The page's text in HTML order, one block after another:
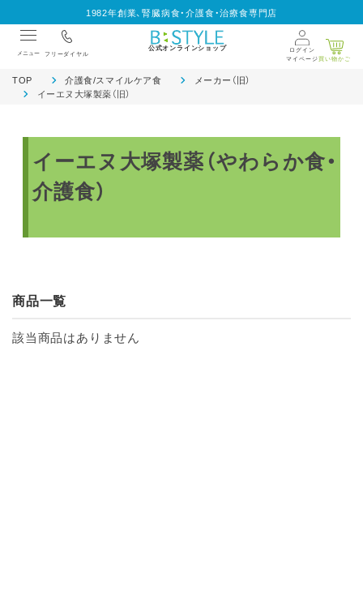
1982年創業、腎臓病食・介護食・治療食専門店
メニュー フリーダイヤル
公式オンラインショップ
ログイン
マイページ買い物かご
TOP 介護食/スマイルケア食
メーカー（旧）
イーエヌ大塚製薬（旧）
イーエヌ大塚製薬（やわらか食・
介護食）
商品一覧
該当商品はありません